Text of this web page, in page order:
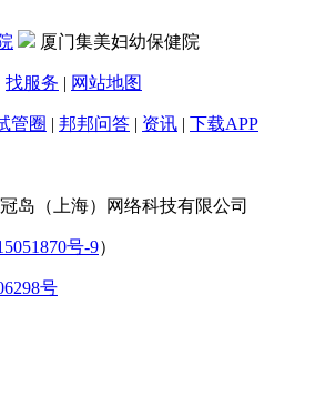
厦门集美妇幼保健院
找服务 | 网站地图
管圈 | 邦邦问答 | 资讯 | 下载APP
冠岛（上海）网络科技有限公司
号-9）
号